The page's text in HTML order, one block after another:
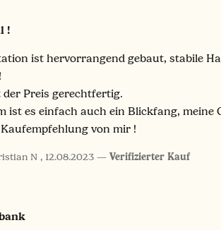
!
ist hervorrangend gebaut, stabile
der Preis gerechtfertig.
ist es einfach auch ein Blickfang, meine
von mir !
N , 12.08.2023 Verifizierter Kauf